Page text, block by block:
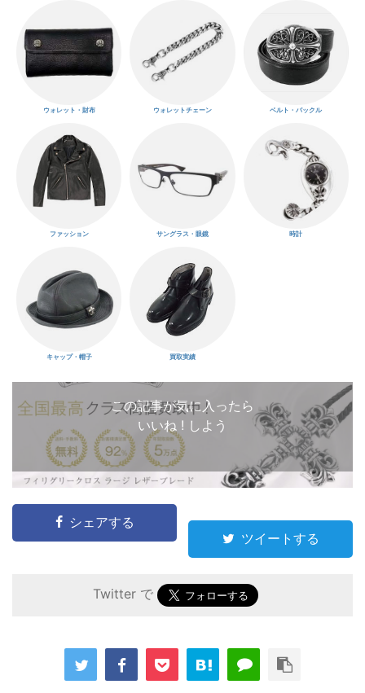
ウォレット・財布 ウォレットチェーン ベルト・バックル
ファッション サングラス・眼鏡 時計
キャップ・帽子 買取実績
この記事が気に入ったら
いいね ! しよう
シェアする
ツイートする
Twitter で